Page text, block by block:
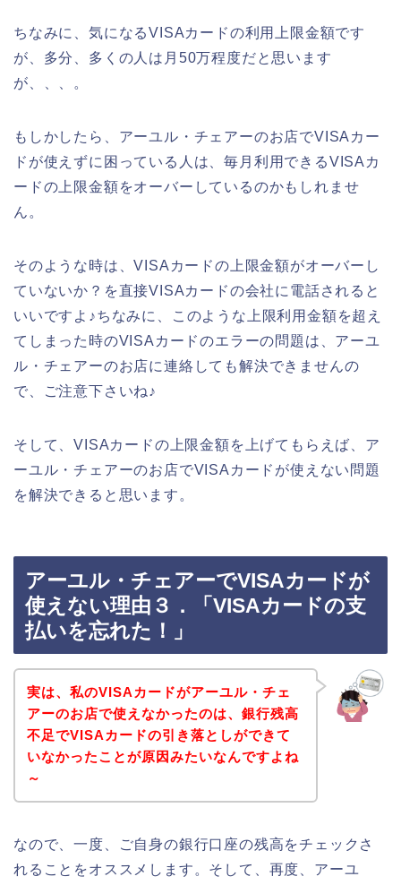
ちなみに、気になるVISAカードの利用上限金額です
が、多分、多くの人は月50万程度だと思います
が、、、。
もしかしたら、アーユル・チェアーのお店でVISAカー
ドが使えずに困っている人は、毎月利用できるVISAカ
ードの上限金額をオーバーしているのかもしれませ
ん。
そのような時は、VISAカードの上限金額がオーバーし
ていないか？を直接VISAカードの会社に電話されると
いいですよ♪ちなみに、このような上限利用金額を超え
てしまった時のVISAカードのエラーの問題は、アーユ
ル・チェアーのお店に連絡しても解決できませんの
で、ご注意下さいね♪
そして、VISAカードの上限金額を上げてもらえば、ア
ーユル・チェアーのお店でVISAカードが使えない問題
を解決できると思います。
アーユル・チェアーでVISAカードが
使えない理由３．「VISAカードの支
払いを忘れた！」
実は、私のVISAカードがアーユル・チェ
アーのお店で使えなかったのは、銀行残高
不足でVISAカードの引き落としができて
いなかったことが原因みたいなんですよね
～
なので、一度、ご自身の銀行口座の残高をチェックさ
れることをオススメします。そして、再度、アーユ